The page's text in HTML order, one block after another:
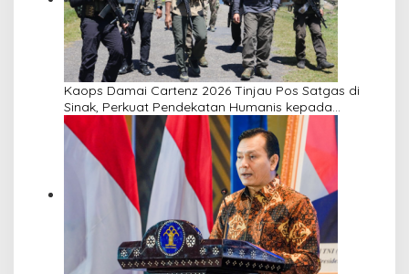
Kaops Damai Cartenz 2026 Tinjau Pos Satgas di
Sinak, Perkuat Pendekatan Humanis kepada
Masyarakat